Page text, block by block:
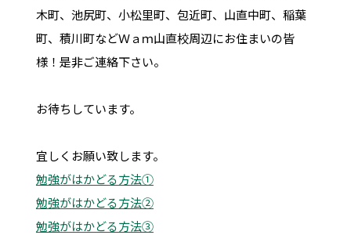
木町、池尻町、小松里町、包近町、山直中町、稲葉
町、積川町などＷａｍ山直校周辺にお住まいの皆
様！是非ご連絡下さい。
お待ちしています。
宜しくお願い致します。
勉強がはかどる方法①
勉強がはかどる方法②
勉強がはかどる方法③